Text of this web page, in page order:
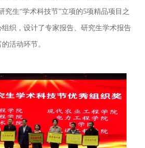
究生“学术科技节”立项的5项精品项目之
织，设计了专家报告、研究生学术报告
活动环节。